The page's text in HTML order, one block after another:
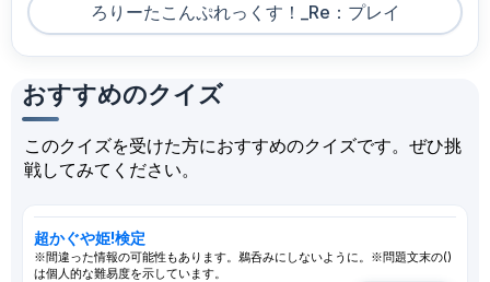
ろりーたこんぷれっくす！_Re：プレイ
おすすめのクイズ
このクイズを受けた方におすすめのクイズです。ぜひ挑
戦してみてください。
超かぐや姫!検定
※間違った情報の可能性もあります。鵜呑みにしないように。※問題文末の()
は個人的な難易度を示しています。